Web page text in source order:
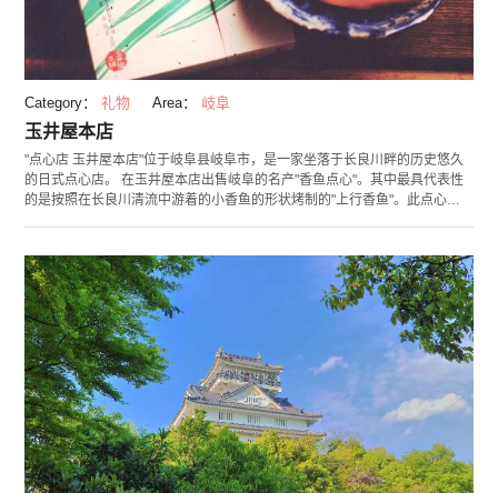
Category： 礼物 Area： 岐阜
玉井屋本店
"点心店 玉井屋本店"位于岐阜县岐阜市，是一家坐落于长良川畔的历史悠久
的日式点心店。 在玉井屋本店出售岐阜的名产"香鱼点心"。其中最具代表性
的是按照在长良川清流中游着的小香鱼的形状烤制的"上行香鱼"。此点心采
是以香鱼咬住鸬鹚的形态做成的独特点心。在传统的捕鱼方法"鸬鹚捕
鱼"中，被鸬鹚整个吞下的香鱼们要发起造反，这个独特的情节就是此点心诞
生的起源。 本店有一个保留着日式情趣的庭院，还设有一个茶室，客人可以
在此边享用抹茶，边欣赏庭院的美景。 （照片提供：玉井屋本店）